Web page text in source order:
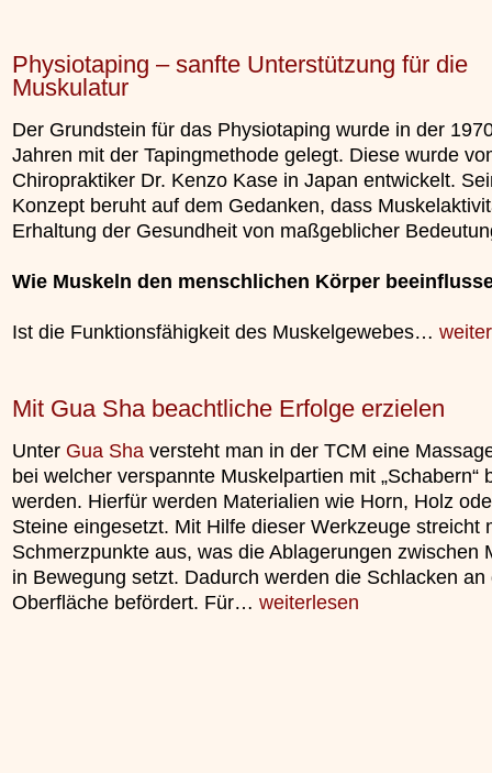
Physiotaping – sanfte Unterstützung für die
Muskulatur
Der Grundstein für das Physiotaping wurde in der
Jahren mit der Tapingmethode gelegt. Diese wurde
Chiropraktiker Dr. Kenzo Kase in Japan entwickelt.
Konzept beruht auf dem Gedanken, dass
Erhaltung der Gesundheit von maßgeblicher
Wie Muskeln den menschlichen Körper
Ist die Funktionsfähigkeit des Muskelgewebes…
Mit Gua Sha beachtliche Erfolge erzielen
Unter Gua Sha versteht man in der TCM eine
bei welcher verspannte Muskelpartien mit „Schabern“
werden. Hierfür werden Materialien wie Horn, Holz
Steine eingesetzt. Mit Hilfe dieser Werkzeuge streicht
Schmerzpunkte aus, was die Ablagerungen zwischen
in Bewegung setzt. Dadurch werden die Schlacken an
Oberfläche befördert. Für… weiterlesen